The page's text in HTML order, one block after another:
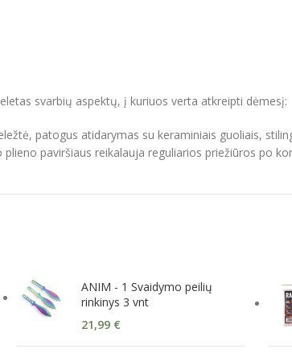
svarbių aspektų, į kuriuos verta atkreipti dėmesį:
patogus atidarymas su keraminiais guoliais,
paviršiaus reikalauja reguliarios priežiūros po
ANIM - 1 Svaidymo peilių
rinkinys 3 vnt
21,99 €